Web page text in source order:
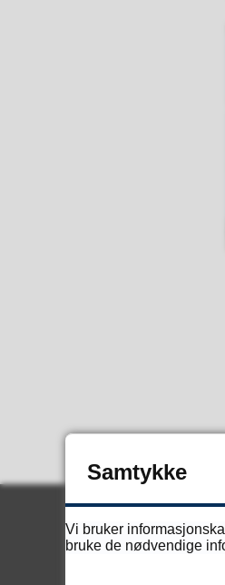
Samtykke
Vi bruker
bruke de nødvendige